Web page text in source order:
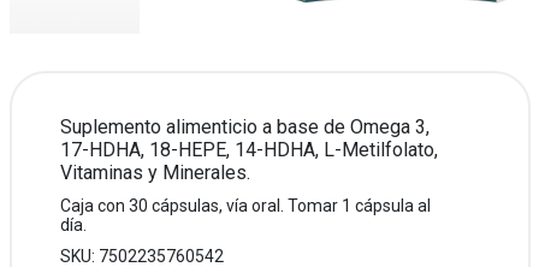
Suplemento alimenticio a base de Omega 3,
17-HDHA, 18-HEPE, 14-HDHA, L-Metilfolato,
Vitaminas y Minerales.
Caja con 30 cápsulas, vía oral. Tomar 1 cápsula al
día.
SKU: 7502235760542